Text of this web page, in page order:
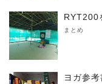
RYT200
まとめ
ヨガ参